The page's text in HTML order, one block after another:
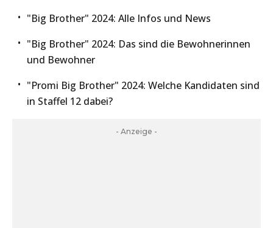
"Big Brother" 2024: Alle Infos und News
"Big Brother" 2024: Das sind die Bewohnerinnen
und Bewohner
"Promi Big Brother" 2024: Welche Kandidaten sind
in Staffel 12 dabei?
- Anzeige -